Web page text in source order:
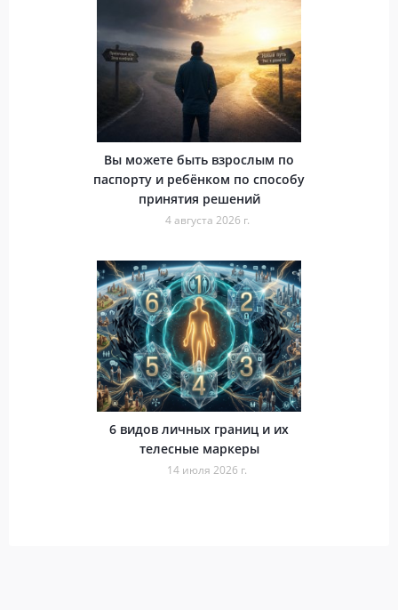
Вы можете быть взрослым по
паспорту и ребёнком по способу
принятия решений
4 августа 2026 г.
6 видов личных границ и их
телесные маркеры
14 июля 2026 г.